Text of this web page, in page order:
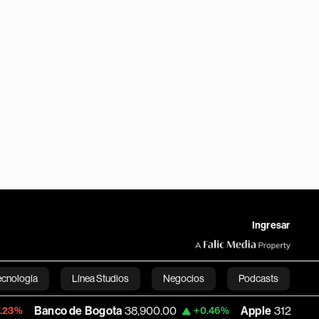
Ingresar
Línea Studios Negocios Podcasts
English
de Bogota 38,900.00 +0.46% Apple 312.53 +0.51%